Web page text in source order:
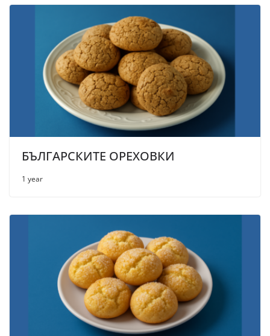
БЪЛГАРСКИТЕ ОРЕХОВКИ
1 year